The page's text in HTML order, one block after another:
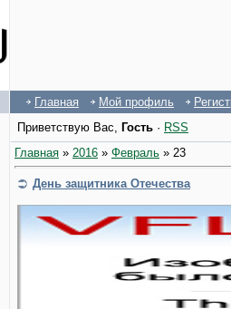
Главная Мой профиль
Приветствую Вас, Гость · RSS
Главная » 2016 » Февраль » 23
День защитника Отечества